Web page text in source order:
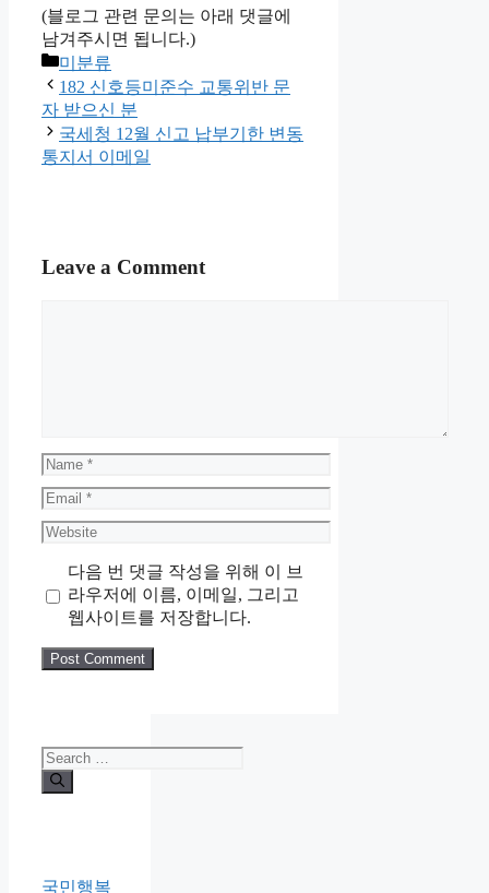
(블로그 관련 문의는 아래 댓글에
남겨주시면 됩니다.)
Categories
미분류
182 신호등미준수 교통위반 문
자 받으신 분
국세청 12월 신고 납부기한 변동
통지서 이메일
Leave a Comment
Name
Email
Website
다음 번 댓글 작성을 위해 이 브
라우저에 이름, 이메일, 그리고
웹사이트를 저장합니다.
Search
for:
국민행복